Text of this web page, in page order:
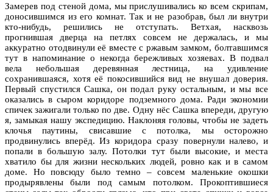
Замерев под стеной дома, мы прислушивались ко всем скрипам,
доносившимся из его комнат. Так и не разобрав, был ли внутри
кто-нибудь, решились не отступать. Ветхая, насквозь
прогнившая дверца на петлях совсем не держалась, и мы
аккуратно отодвинули её вместе с ржавым замком, болтавшимся
тут в напоминание о некогда бережливых хозяевах. В подвал
вела небольшая деревянная лестница, на удивление
сохранившаяся, хотя её покосившийся вид не внушал доверия.
Первый спустился Сашка, он подал руку остальным, и мы все
оказались в сыром коридоре подземного дома. Ради экономии
спичек зажигали только по две. Одну нёс Сашка впереди, другую
я, замыкая нашу экспедицию. Наклоняя головы, чтобы не задеть
клочья паутины, свисавшие с потолка, мы осторожно
продвинулись вперёд. Из коридора сразу повернули налево, и
попали в большую залу. Потолки тут были высокие, и места
хватило бы для жизни нескольких людей, ровно как и в самом
доме. Но повсюду было темно – совсем маленькие окошки
продырявлены были под самым потолком. Прокоптившиеся